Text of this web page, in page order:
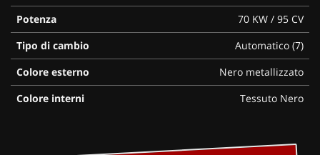
Potenza
70 KW / 95 CV
Tipo di cambio
Automatico (7)
Colore esterno
Nero metallizzato
Colore interni
Tessuto Nero